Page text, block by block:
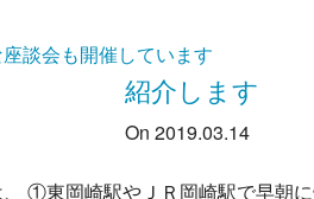
談会も開催しています
紹介します
On 2019.03.14
①東岡崎駅やＪＲ岡崎駅で早朝